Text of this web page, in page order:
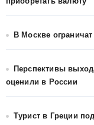
приобретать валюту
В Москве
Перспективы
оценили в России
Турист в Греции